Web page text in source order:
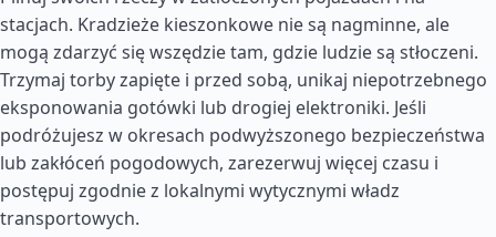
stacjach. Kradzieże kieszonkowe nie są nagminne, ale
mogą zdarzyć się wszędzie tam, gdzie ludzie są stłoczeni.
Trzymaj torby zapięte i przed sobą, unikaj niepotrzebnego
eksponowania gotówki lub drogiej elektroniki. Jeśli
podróżujesz w okresach podwyższonego bezpieczeństwa
lub zakłóceń pogodowych, zarezerwuj więcej czasu i
postępuj zgodnie z lokalnymi wytycznymi władz
transportowych.